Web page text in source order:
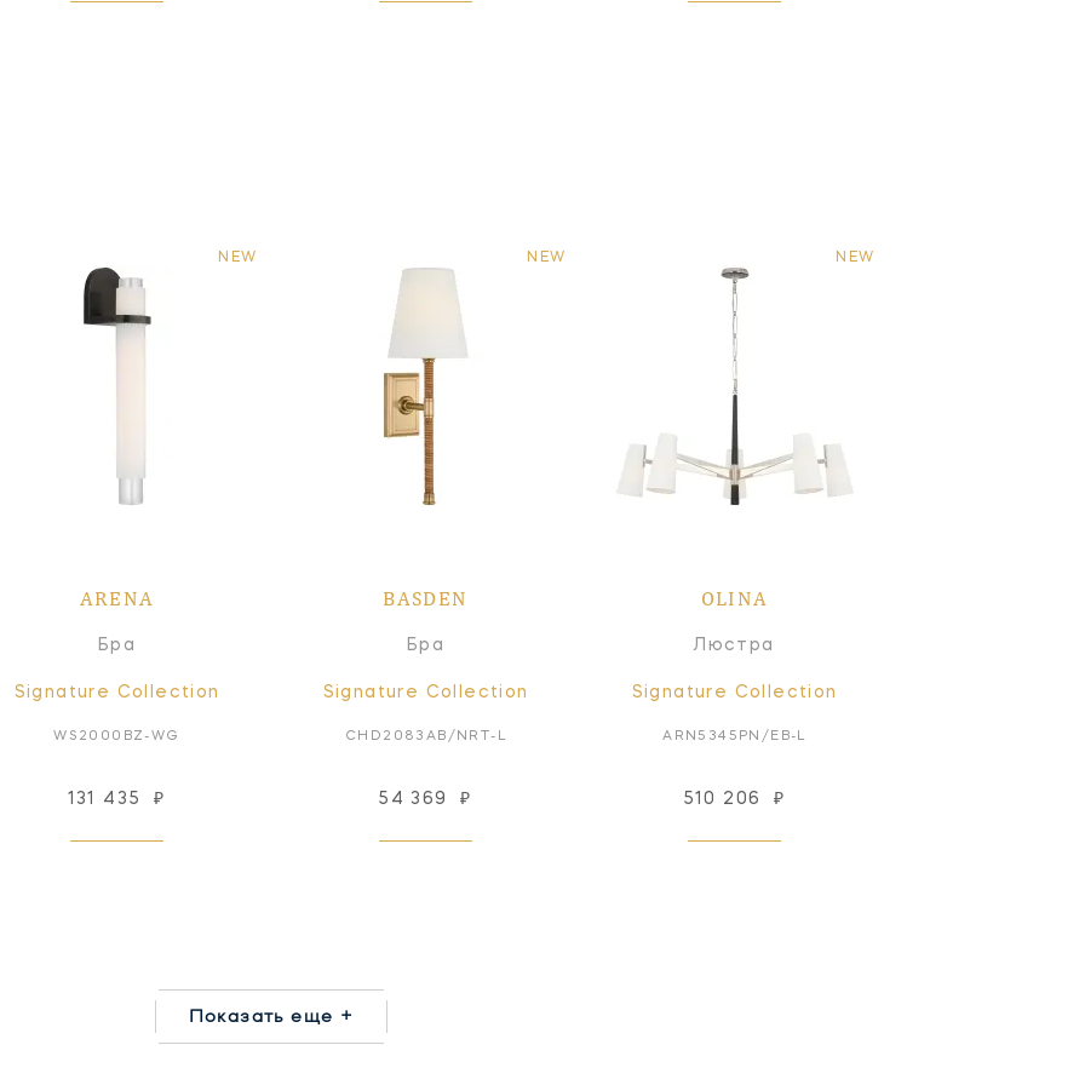
NEW
ARENA
Бра
Signature Collection
WS2000BZ-WG
131 435 ₽
NEW
BASDEN
Бра
Signature Collection
CHD2083AB/NRT-L
54 369 ₽
NEW
OLINA
Люстра
Signature Collection
ARN5345PN/EB-L
510 206 ₽
Показать еще +